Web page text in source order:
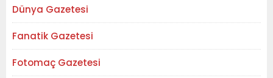
Dünya Gazetesi
Fanatik Gazetesi
Fotomaç Gazetesi